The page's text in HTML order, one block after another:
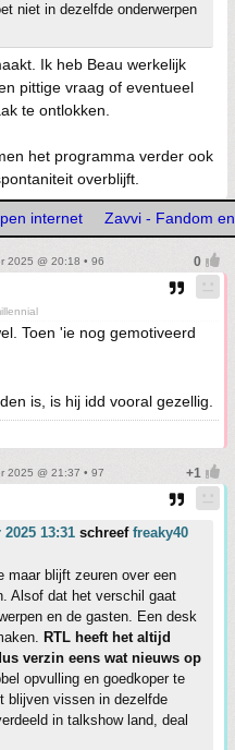
niet in dezelfde onderwerpen
Ik heb Beau werkelijk
pittige vraag of eventueel
te ontlokken.
het programma verder ook
overblijft.
internet Zavvi - Fandom
2025 @ 20:18 • 96
Toen 'ie nog gemotiveerd
is, is hij idd vooral gezellig.
2025 @ 21:37 • 97
13:31 schreef freaky40
maar blijft zeuren over een
Alsof dat het verschil gaat
en de gasten. Een desk
RTL heeft het altijd
verzin eens wat nieuws op
opvulling en goedkoper te
blijven vissen in dezelfde
in talkshow land, deal